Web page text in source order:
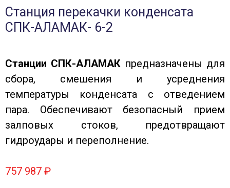
Станция перекачки конденсата
СПК-АЛАМАК- 6-2
Станции СПК-АЛАМАК предназначены для
сбора, смешения и усреднения
температуры конденсата с отведением
пара. Обеспечивают безопасный прием
залповых стоков, предотвращают
гидроудары и переполнение.
757 987 ₽